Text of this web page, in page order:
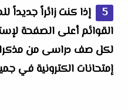
إذا كنت زائراً
القوائم أعلى الصفحة
لكل صف دراسى من
إمتحانات الكترونية في